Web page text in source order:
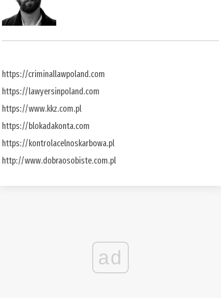
https://criminallawpoland.com
https://lawyersinpoland.com
https://www.kkz.com.pl
https://blokadakonta.com
https://kontrolacelnoskarbowa.pl
http://www.dobraosobiste.com.pl
ad